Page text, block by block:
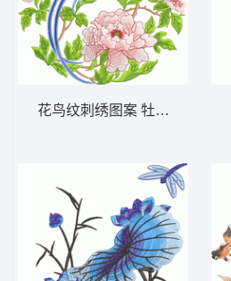
花鸟纹刺绣图案 牡丹花 长尾鸟